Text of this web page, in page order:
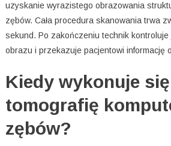
uzyskanie wyrazistego obrazowania
zębów. Cała procedura skanowania trwa
sekund. Po zakończeniu technik
obrazu i przekazuje pacjentowi informację
Kiedy wykonuje się
tomografię
zębów?